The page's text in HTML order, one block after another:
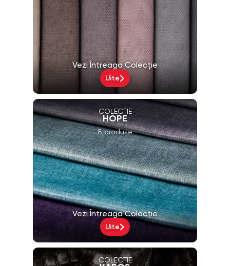
Vezi Întreaga Colecție
Uite
COLECȚIE
HOPE
8 produse
Vezi Întreaga Colecție
Uite
COLECȚIE